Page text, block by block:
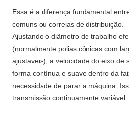
Essa é a diferença fundamental
comuns ou correias de distribuição.
Ajustando o diâmetro de trabalho
(normalmente polias cônicas com
ajustáveis), a velocidade do eixo de
forma contínua e suave dentro da
necessidade de parar a máquina.
transmissão continuamente variável.